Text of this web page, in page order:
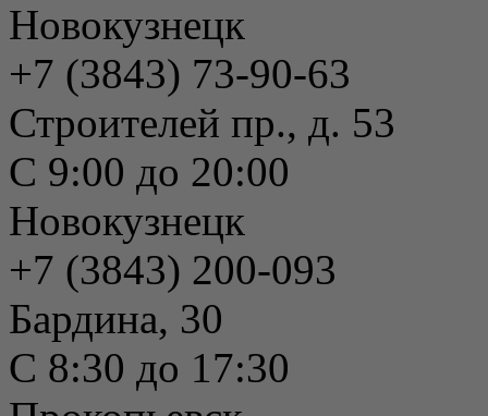
Новокузнецк
+7 (3843) 73-90-63
Строителей пр., д. 53
С 9:00 до 20:00
Новокузнецк
+7 (3843) 200-093
Бардина, 30
С 8:30 до 17:30